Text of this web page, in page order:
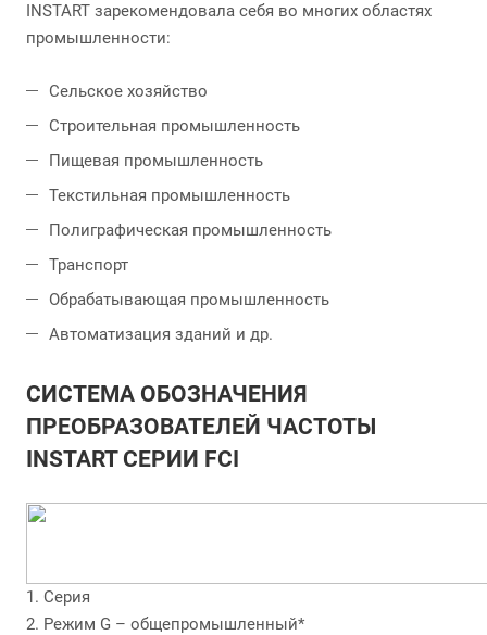
INSTART зарекомендовала себя во многих областях
промышленности:
Сельское хозяйство
Строительная промышленность
Пищевая промышленность
Текстильная промышленность
Полиграфическая промышленность
Транспорт
Обрабатывающая промышленность
Автоматизация зданий и др.
СИСТЕМА ОБОЗНАЧЕНИЯ
ПРЕОБРАЗОВАТЕЛЕЙ ЧАСТОТЫ
INSTART СЕРИИ FCI
1. Серия
2. Режим G – общепромышленный*